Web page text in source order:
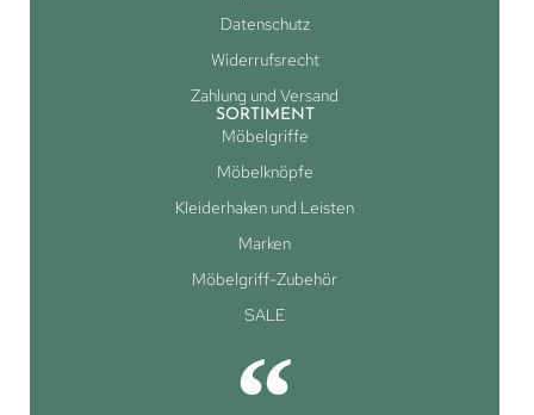
Datenschutz
Widerrufsrecht
Zahlung und Versand
SORTIMENT
Möbelgriffe
Möbelknöpfe
Kleiderhaken und Leisten
Marken
Möbelgriff-Zubehör
SALE